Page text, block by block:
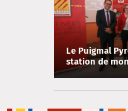
Le Puigmal
station de